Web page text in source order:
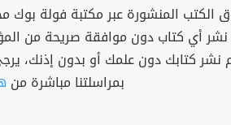
الكتب المنشورة عبر مكتبة فولة بوك
نشر أي كتاب دون موافقة صريحة من
نشر كتابك دون علمك أو بدون إذنك،
بمراسلتنا مباشرة من